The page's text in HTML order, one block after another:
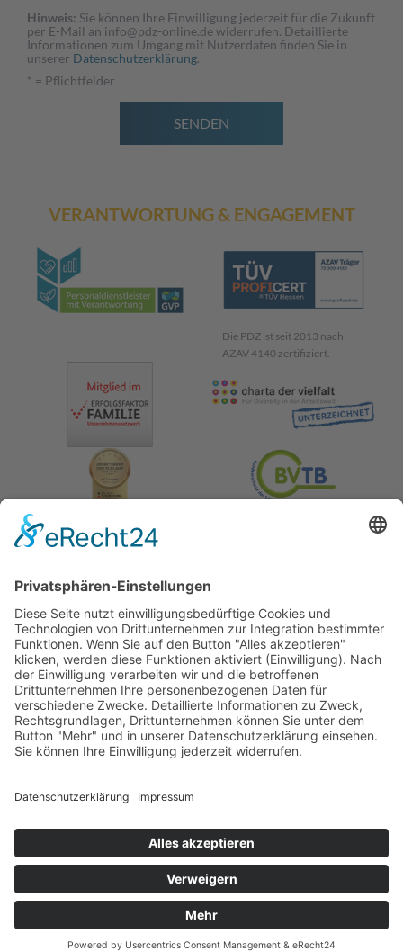
Hinweis: Sie können Ihre Einwilligung jederzeit für die Zukunft
per E-Mail an info@pdz-online.de widerrufen. Detaillierte
Informationen zum Umgang mit Nutzerdaten finden Sie in
unserer Datenschutzerklärung.
* = Pflichtfelder
VERANTWORTUNG & ENGAGEMENT
Die PDZ ist seit 2013 nach
AZAV 4140 zertifiziert.
Landgraf-Philipps-Anlage 66
info@pdz.de
Webwww.pdz.de